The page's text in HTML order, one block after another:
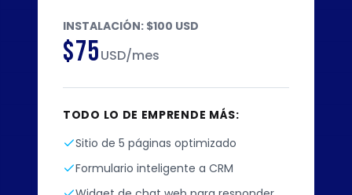
INSTALACIÓN: $100 USD
$75USD/mes
TODO LO DE EMPRENDE MÁS:
Sitio de 5 páginas optimizado
Formulario inteligente a CRM